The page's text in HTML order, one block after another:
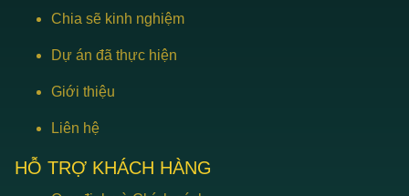
Chia sẽ kinh nghiệm
Dự án đã thực hiện
Giới thiệu
Liên hệ
HỖ TRỢ KHÁCH HÀNG